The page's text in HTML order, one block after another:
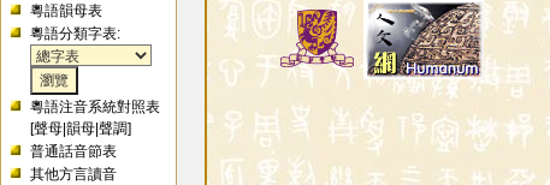
粵語韻母表
粵語分類字表:
粵語注音系統對照表
[聲母 |韻母 |聲調]
普通話音節表
其他方言讀音